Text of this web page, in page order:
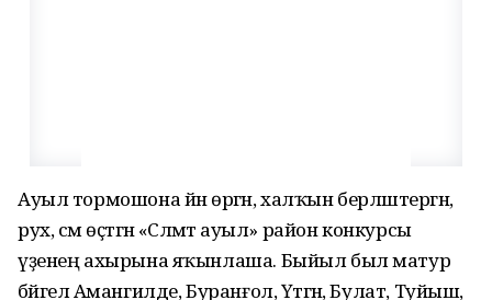
Ауыл тормошона йән өргән, халҡын берләштергән,
рух, сәм өҫтәгән «Сәләмәт ауыл» район конкурсы
үҙенең ахырына яҡынлаша. Быйыл был матур
бәйгелә Амангилде, Буранғол, Үтәгән, Булат, Туйыш,